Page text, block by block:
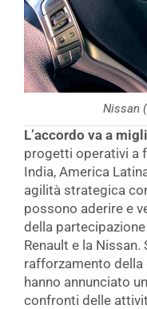
Nissan
L’accordo va a
progetti operativi a
India, America
agilità strategica
possono aderire e
della
Renault e la
rafforzamento della
hanno annunciato
confronti delle